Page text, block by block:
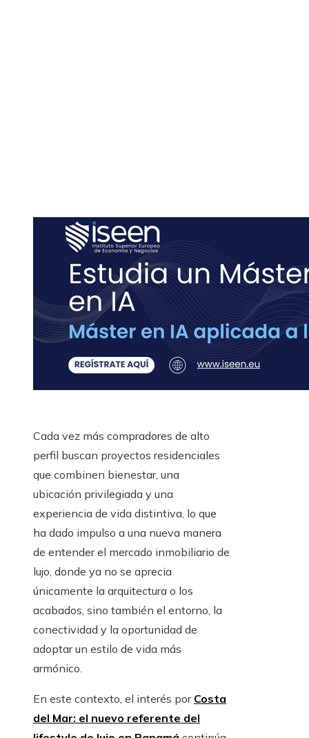
Cada vez más compradores de alto
perfil buscan proyectos residenciales
que combinen bienestar, una
ubicación privilegiada y una
experiencia de vida distintiva, lo que
ha dado impulso a una nueva manera
de entender el mercado inmobiliario de
lujo, donde ya no se aprecia
únicamente la arquitectura o los
acabados, sino también el entorno, la
conectividad y la oportunidad de
adoptar un estilo de vida más
armónico.
En este contexto, el interés por Costa
del Mar: el nuevo referente del